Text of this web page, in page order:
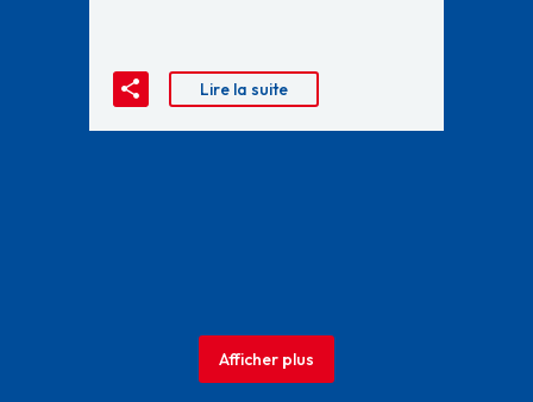
Lire la suite
Afficher plus